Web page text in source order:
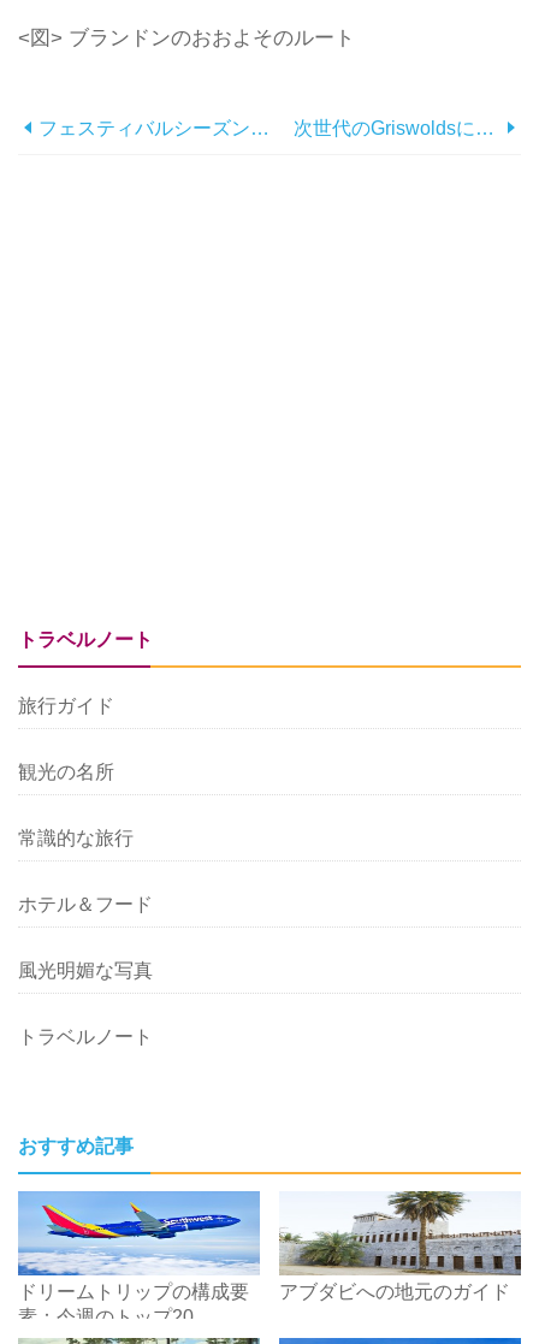
<図> ブランドンのおおよそのルート
フェスティバルシーズンの旅行のヒント 次世代のGriswoldsに参加してください...
トラベルノート
旅行ガイド
観光の名所
常識的な旅行
ホテル＆フード
風光明媚な写真
トラベルノート
おすすめ記事
ドリームトリップの構成要
素：今週のトップ20
アブダビへの地元のガイド